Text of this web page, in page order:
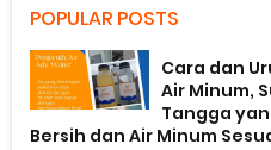
POPULAR POSTS
Cara dan
Air Minum,
Tangga
Bersih dan Air Minum